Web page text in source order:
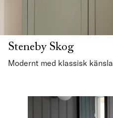
Steneby Skog
Modernt med klassisk känsla